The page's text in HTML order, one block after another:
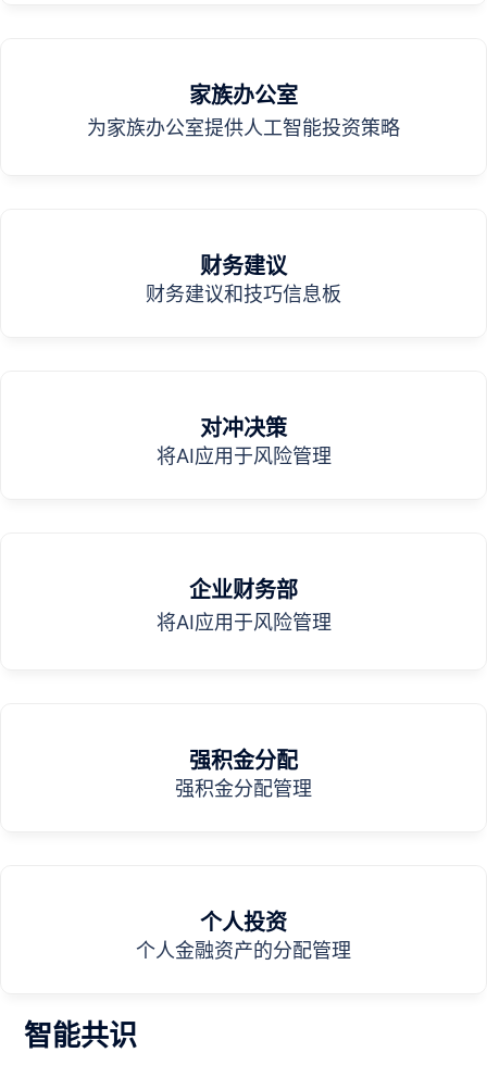
家族办公室
为家族办公室提供人工智能投资策略
财务建议
财务建议和技巧信息板
对冲决策
将AI应用于风险管理
企业财务部
将AI应用于风险管理
强积金分配
强积金分配管理
个人投资
个人金融资产的分配管理
智能共识